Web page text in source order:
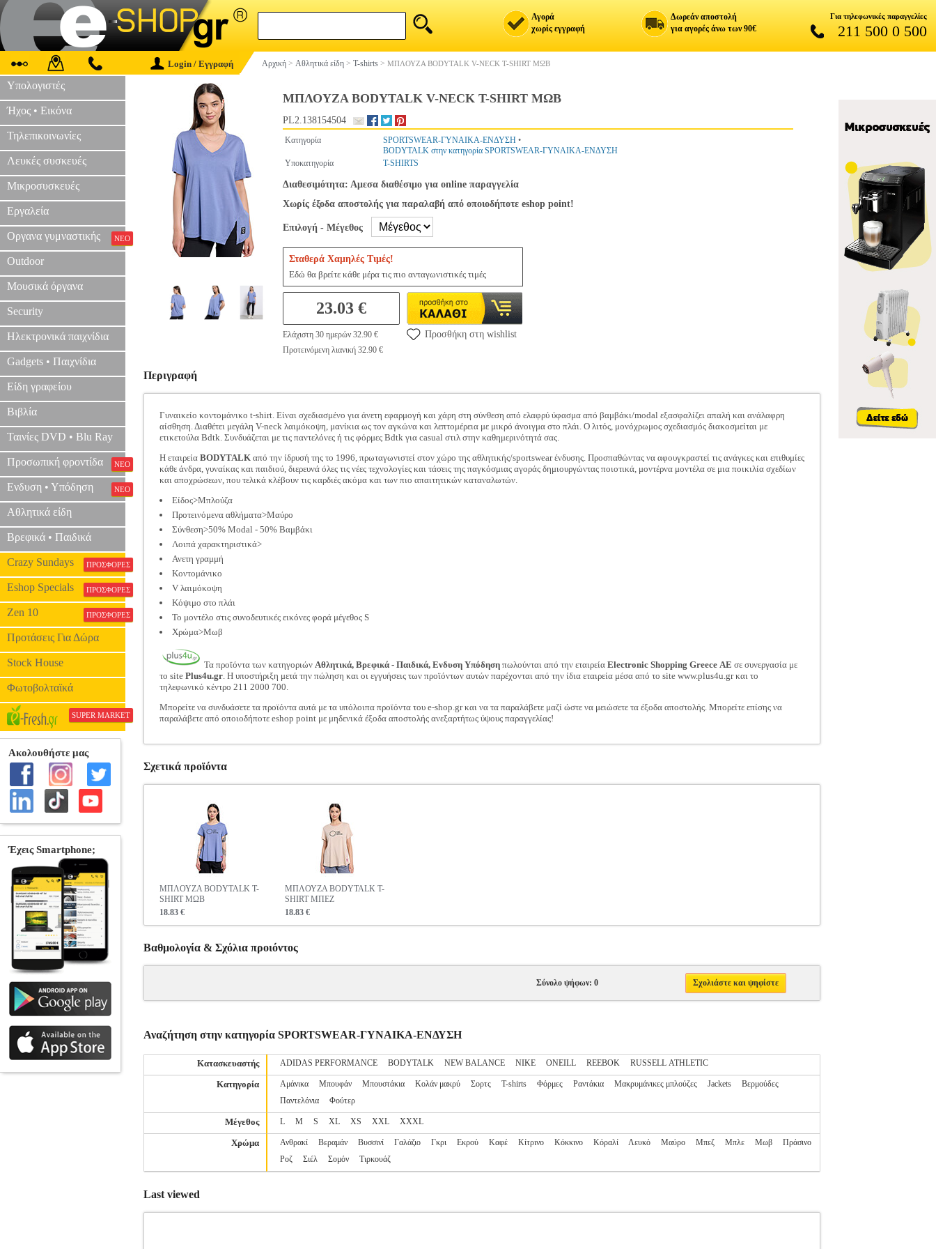
Αγορά
χωρίς εγγραφή
Δωρεάν αποστολή
για αγορές άνω των 90€
Για τηλεφωνικές παραγγελίες
211 500 0 500
Login / Εγγραφή Αρχική > Αθλητικά είδη > T-shirts > ΜΠΛΟΥΖΑ BODYTALK V-NECK T-SHIRT ΜΩΒ
Υπολογιστές
Ήχος • Εικόνα
Τηλεπικοινωνίες
Λευκές συσκευές
Μικροσυσκευές
Εργαλεία
Οργανα γυμναστικής ΝΕΟ
Outdoor
Μουσικά όργανα
Security
Ηλεκτρονικά παιχνίδια
Gadgets • Παιχνίδια
Είδη γραφείου
Βιβλία
Ταινίες DVD • Blu Ray
Προσωπική φροντίδα ΝΕΟ
Ενδυση • Υπόδηση ΝΕΟ
Αθλητικά είδη
Βρεφικά • Παιδικά
Crazy Sundays ΠΡΟΣΦΟΡΕΣ
Eshop Specials ΠΡΟΣΦΟΡΕΣ
Zen 10 ΠΡΟΣΦΟΡΕΣ
Προτάσεις Για Δώρα
Stock House
Φωτοβολταϊκά
SUPER MARKET
ΜΠΛΟΥΖΑ BODYTALK V-NECK T-SHIRT ΜΩΒ
PL2.138154504
Κατηγορία SPORTSWEAR-ΓΥΝΑΙΚΑ-ΕΝΔΥΣΗ •
BODYTALK στην κατηγορία SPORTSWEAR-ΓΥΝΑΙΚΑ-ΕΝΔΥΣΗ
Υποκατηγορία
T-SHIRTS
Διαθεσιμότητα: Αμεσα διαθέσιμο για online παραγγελία
Χωρίς έξοδα αποστολής για παραλαβή από οποιοδήποτε eshop point!
Επιλογή - Μέγεθος
Σταθερά Χαμηλές Τιμές!
Εδώ θα βρείτε κάθε μέρα τις πιο ανταγωνιστικές τιμές
23.03 €
Ελάχιστη 30 ημερών 32.90 €
Προτεινόμενη λιανική 32.90 €
Προσθήκη στη wishlist
Περιγραφή
Γυναικείo κοντομάνικο t-shirt. Είναι σχεδιασμένο για άνετη εφαρμογή και χάρη στη σύνθεση από ελαφρύ ύφασμα από βαμβάκι/modal εξασφαλίζει απαλή και ανάλαφρη
αίσθηση. Διαθέτει μεγάλη V-neck λαιμόκοψη, μανίκια ως τον αγκώνα και λεπτομέρεια με μικρό άνοιγμα στο πλάι. Ο λιτός, μονόχρωμος σχεδιασμός διακοσμείται με
ετικετούλα Bdtk. Συνδυάζεται με τις παντελόνες ή τις φόρμες Bdtk για casual στιλ στην καθημερινότητά σας.
Η εταιρεία BODYTALK από την ίδρυσή της το 1996, πρωταγωνιστεί στον χώρο της αθλητικής/sportswear ένδυσης. Προσπαθώντας να αφουγκραστεί τις ανάγκες και επιθυμίες
κάθε άνδρα, γυναίκας και παιδιού, διερευνά όλες τις νέες τεχνολογίες και τάσεις της παγκόσμιας αγοράς δημιουργώντας ποιοτικά, μοντέρνα μοντέλα σε μια ποικιλία σχεδίων
και αποχρώσεων, που τελικά κλέβουν τις καρδιές ακόμα και των πιο απαιτητικών καταναλωτών.
Είδος>Μπλούζα
Προτεινόμενα αθλήματα>Μαύρο
Σύνθεση>50% Modal - 50% Βαμβάκι
Λοιπά χαρακτηριστικά>
Ανετη γραμμή
Κοντομάνικο
V λαιμόκοψη
Κόψιμο στο πλάι
Το μοντέλο στις συνοδευτικές εικόνες φορά μέγεθος S
Χρώμα>Μωβ
Τα προϊόντα των κατηγοριών Αθλητικά, Βρεφικά - Παιδικά, Ενδυση Υπόδηση πωλούνται από την εταιρεία Electronic Shopping Greece ΑΕ σε συνεργασία με
το site Plus4u.gr. Η υποστήριξη μετά την πώληση και οι εγγυήσεις των προϊόντων αυτών παρέχονται από την ίδια εταιρεία μέσα από το site www.plus4u.gr και το
τηλεφωνικό κέντρο 211 2000 700.
Μπορείτε να συνδυάσετε τα προϊόντα αυτά με τα υπόλοιπα προϊόντα του e-shop.gr και να τα παραλάβετε μαζί ώστε να μειώσετε τα έξοδα αποστολής. Μπορείτε επίσης να
παραλάβετε από οποιοδήποτε eshop point με μηδενικά έξοδα αποστολής ανεξαρτήτως ύψους παραγγελίας!
Σχετικά προϊόντα
ΜΠΛΟΥΖΑ BODYTALK T-
SHIRT ΜΩΒ
18.83 €
ΜΠΛΟΥΖΑ BODYTALK T-
SHIRT ΜΠΕΖ
18.83 €
Βαθμολογία & Σχόλια προιόντος
Σύνολο ψήφων: 0 Σχολιάστε και ψηφίστε
Αναζήτηση στην κατηγορία SPORTSWEAR-ΓΥΝΑΙΚΑ-ΕΝΔΥΣΗ
Κατασκευαστής ADIDAS PERFORMANCE BODYTALK NEW BALANCE NIKE ONEILL REEBOK RUSSELL ATHLETIC
Κατηγορία Αμάνικα Μπουφάν Μπουστάκια Κολάν μακρύ Σορτς T-shirts Φόρμες Ραντάκια Μακρυμάνικες μπλούζες Jackets
Βερμούδες
Παντελόνια
Φούτερ
Μέγεθος L M S XL XS XXL XXXL
Χρώμα Ανθρακί Βεραμάν Βυσσινί Γαλάζιο Γκρι Εκρού Καφέ Κίτρινο Κόκκινο Κόραλί Λευκό Μαύρο Μπεζ Μπλε Μωβ
Πράσινο
Ροζ
Σιέλ Σομόν Τιρκουάζ
Last viewed